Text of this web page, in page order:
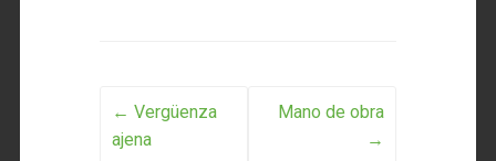
Post navigation
← Vergüenza
ajena
Mano de obra
→